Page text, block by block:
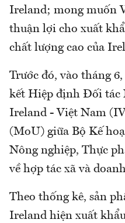
Ireland; mong muốn
thuận lợi cho xuất
chất lượng cao của
Trước đó, vào tháng
kết Hiệp định Đối tác
Ireland - Việt Nam
(MoU) giữa Bộ Kế
Nông nghiệp, Thực
về hợp tác xã và
Theo thống kê, sản
Ireland hiện xuất